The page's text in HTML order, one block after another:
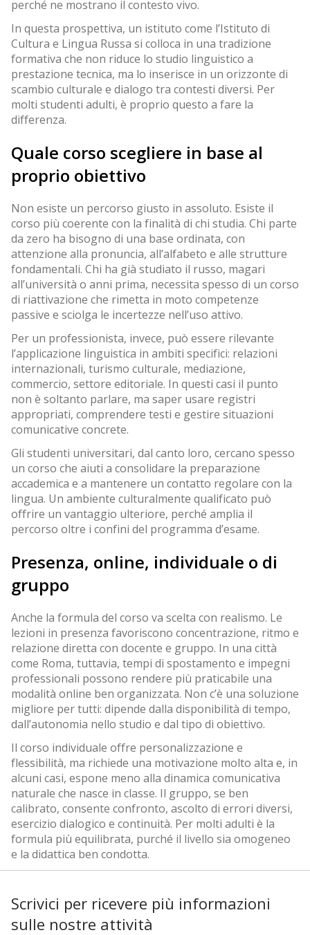
perché ne mostrano il contesto vivo.
In questa prospettiva, un istituto come l’Istituto di
Cultura e Lingua Russa si colloca in una tradizione
formativa che non riduce lo studio linguistico a
prestazione tecnica, ma lo inserisce in un orizzonte di
scambio culturale e dialogo tra contesti diversi. Per
molti studenti adulti, è proprio questo a fare la
differenza.
Quale corso scegliere in base al
proprio obiettivo
Non esiste un percorso giusto in assoluto. Esiste il
corso più coerente con la finalità di chi studia. Chi parte
da zero ha bisogno di una base ordinata, con
attenzione alla pronuncia, all’alfabeto e alle strutture
fondamentali. Chi ha già studiato il russo, magari
all’università o anni prima, necessita spesso di un corso
di riattivazione che rimetta in moto competenze
passive e sciolga le incertezze nell’uso attivo.
Per un professionista, invece, può essere rilevante
l’applicazione linguistica in ambiti specifici: relazioni
internazionali, turismo culturale, mediazione,
commercio, settore editoriale. In questi casi il punto
non è soltanto parlare, ma saper usare registri
appropriati, comprendere testi e gestire situazioni
comunicative concrete.
Gli studenti universitari, dal canto loro, cercano spesso
un corso che aiuti a consolidare la preparazione
accademica e a mantenere un contatto regolare con la
lingua. Un ambiente culturalmente qualificato può
offrire un vantaggio ulteriore, perché amplia il
percorso oltre i confini del programma d’esame.
Presenza, online, individuale o di
gruppo
Anche la formula del corso va scelta con realismo. Le
lezioni in presenza favoriscono concentrazione, ritmo e
relazione diretta con docente e gruppo. In una città
come Roma, tuttavia, tempi di spostamento e impegni
professionali possono rendere più praticabile una
modalità online ben organizzata. Non c’è una soluzione
migliore per tutti: dipende dalla disponibilità di tempo,
dall’autonomia nello studio e dal tipo di obiettivo.
Il corso individuale offre personalizzazione e
flessibilità, ma richiede una motivazione molto alta e, in
alcuni casi, espone meno alla dinamica comunicativa
naturale che nasce in classe. Il gruppo, se ben
calibrato, consente confronto, ascolto di errori diversi,
esercizio dialogico e continuità. Per molti adulti è la
formula più equilibrata, purché il livello sia omogeneo
e la didattica ben condotta.
Scrivici per ricevere più informazioni
sulle nostre attività